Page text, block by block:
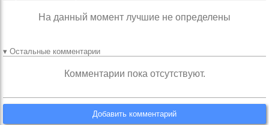
На данный момент лучшие не определены
▾ Остальные комментарии
Комментарии пока отсутствуют.
Добавить комментарий